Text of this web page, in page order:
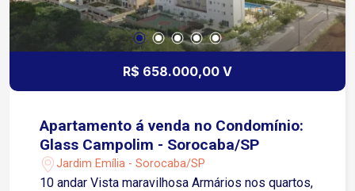
lazer no topo do prédio, com vista privilegiada
para o Campolim. 3. Facilidades: `Cyber Laundry`
(lavanderia compartilhada), academia e
R$ 658.000,00 V
Apartamento á venda no Condomínio:
Glass Campolim - Sorocaba/SP
Jardim Emília - Sorocaba/SP
10 andar Vista maravilhosa Armários nos quartos,